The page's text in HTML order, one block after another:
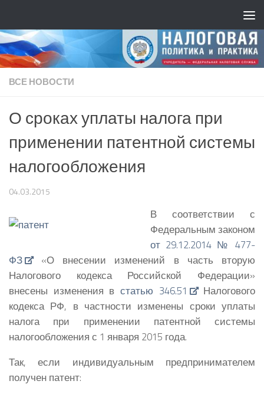
ВСЕ НОВОСТИ
О сроках уплаты налога при
применении патентной системы
налогообложения
04.03.2015
В соответствии с
Федеральным законом
от 29.12.2014 № 477-
ФЗ
«О внесении изменений в часть вторую
Налогового кодекса Российской Федерации»
внесены изменения в статью 346.51
Налогового
кодекса РФ, в частности изменены сроки уплаты
налога при применении патентной системы
налогообложения с 1 января 2015 года.
Так, если индивидуальным предпринимателем
получен патент: